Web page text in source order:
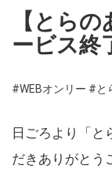
【とら
ービス終
#WEBオンリー #と
日ごろより「と
だきありがとう